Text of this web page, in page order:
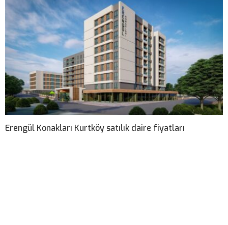
Erengül Konakları Kurtköy satılık daire fiyatları